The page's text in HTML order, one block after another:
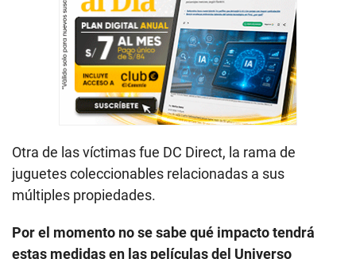
Otra de las víctimas fue DC Direct, la rama de
juguetes coleccionables relacionadas a sus
múltiples propiedades.
Por el momento no se sabe qué impacto tendrá
estas medidas en las películas del Universo